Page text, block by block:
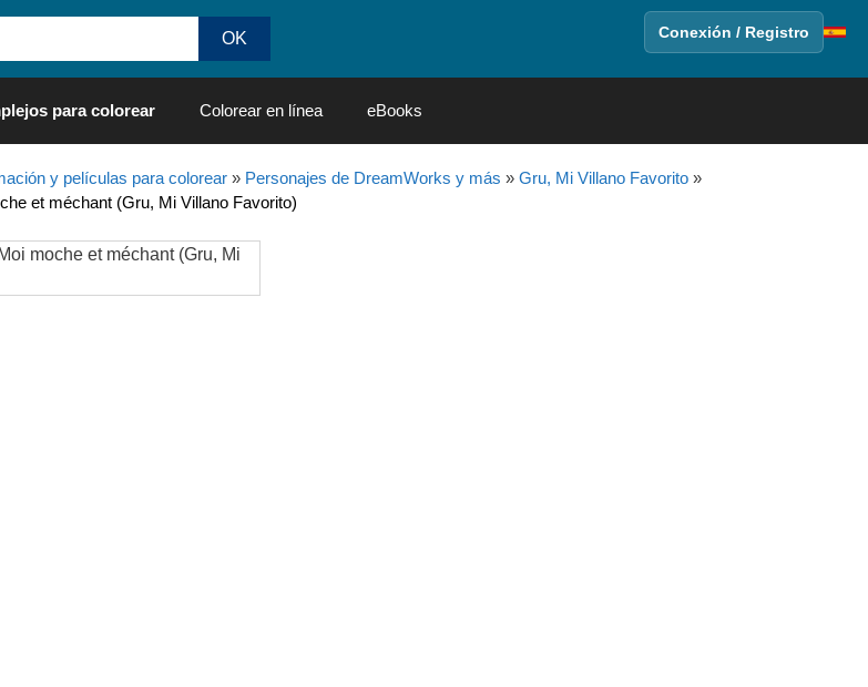
Conexión / Registro
para colorear Colorear en línea eBooks
y películas para colorear» Personajes de DreamWorks y más » Gru, Mi Villano Favorito»
et méchant (Gru, Mi Villano Favorito)